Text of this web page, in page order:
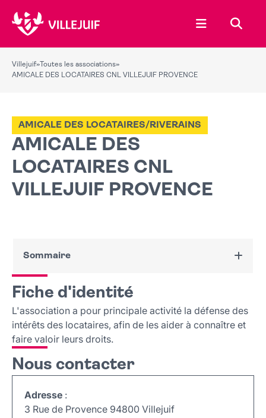
Ouvrir le
Villejuif» Toutes les associations»
AMICALE DES LOCATAIRES CNL VILLEJUIF PROVENCE
AMICALE DES
LOCATAIRES CNL
VILLEJUIF PROVENCE
AMICALE DES LOCATAIRES/RIVERAINS
Sommaire
Fiche d'identité
Nous contacter
Fiche d'identité
L'association a pour principale activité la défense des
intérêts des locataires, afin de les aider à connaître et
faire valoir leurs droits.
Nous contacter
Adresse :
3 Rue de Provence 94800 Villejuif